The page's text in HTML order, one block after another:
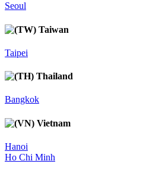
Seoul
Taiwan
Taipei
Thailand
Bangkok
Vietnam
Hanoi
Ho Chi Minh